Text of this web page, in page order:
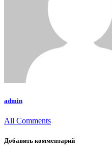
admin
All Comments
Добавить комментарий